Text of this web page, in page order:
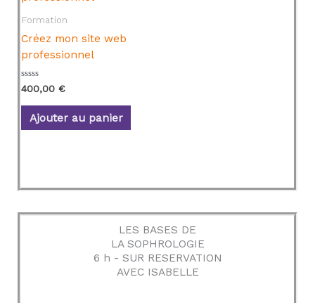
Formation
Créez mon site web
professionnel
N
t
s
400,00 €
Ajouter au panier
LES BASES DE
LA SOPHROLOGIE
6 h - SUR RESERVATION
AVEC ISABELLE